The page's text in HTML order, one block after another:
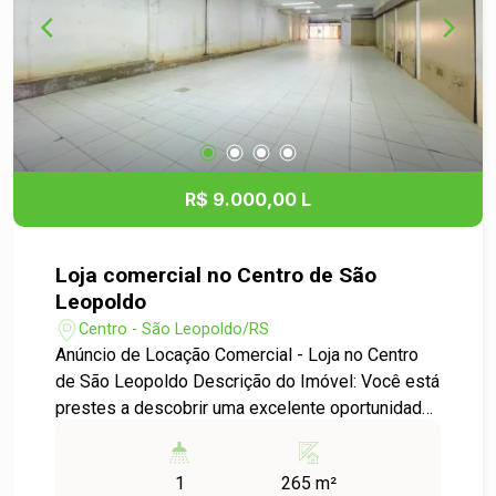
ainda mais atrativo para o seu negócio. Aproveite
esta oportunidade de estabelecer sua empresa
em um dos endereços comerciais mais
valorizados de São Leopoldo. Agende sua visita
e venha conhecer o potencial deste espaço para
o seu novo empreendimento!
R$ 9.000,00 L
Loja comercial no Centro de São
Leopoldo
Centro - São Leopoldo/RS
Anúncio de Locação Comercial - Loja no Centro
de São Leopoldo Descrição do Imóvel: Você está
prestes a descobrir uma excelente oportunidade
uma loja ampla e bem localizada no coração do
bairro Centro de São Leopoldo, perfeita para
1 265 m²